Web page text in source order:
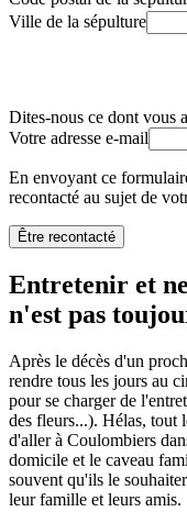
Ville de la sépulture
Dites-nous ce dont vous
Votre adresse e-mail
En envoyant ce
recontacté au sujet de
Être recontacté
Entretenir et
n'est pas
Après le décès d'un
rendre tous les jours au
pour se charger de
des fleurs...). Hélas, tout
d'aller à Coulombiers
domicile et le caveau
souvent qu'ils le
leur famille et leurs amis.